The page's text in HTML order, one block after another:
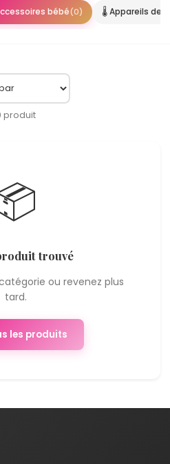
bébé(0) 🌡️ Appareils de
produit
trouvé
ou revenez plus
tard.
les produits